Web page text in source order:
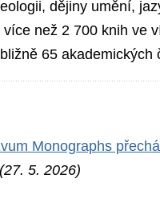
dějiny umění,
než 2 700 knih ve
65 akademických
Monographs
(27. 5. 2026)